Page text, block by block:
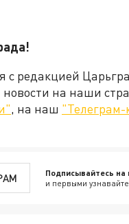
с редакцией
на наши
, на наш "Телеграм-
Подписывайтесь
и первыми